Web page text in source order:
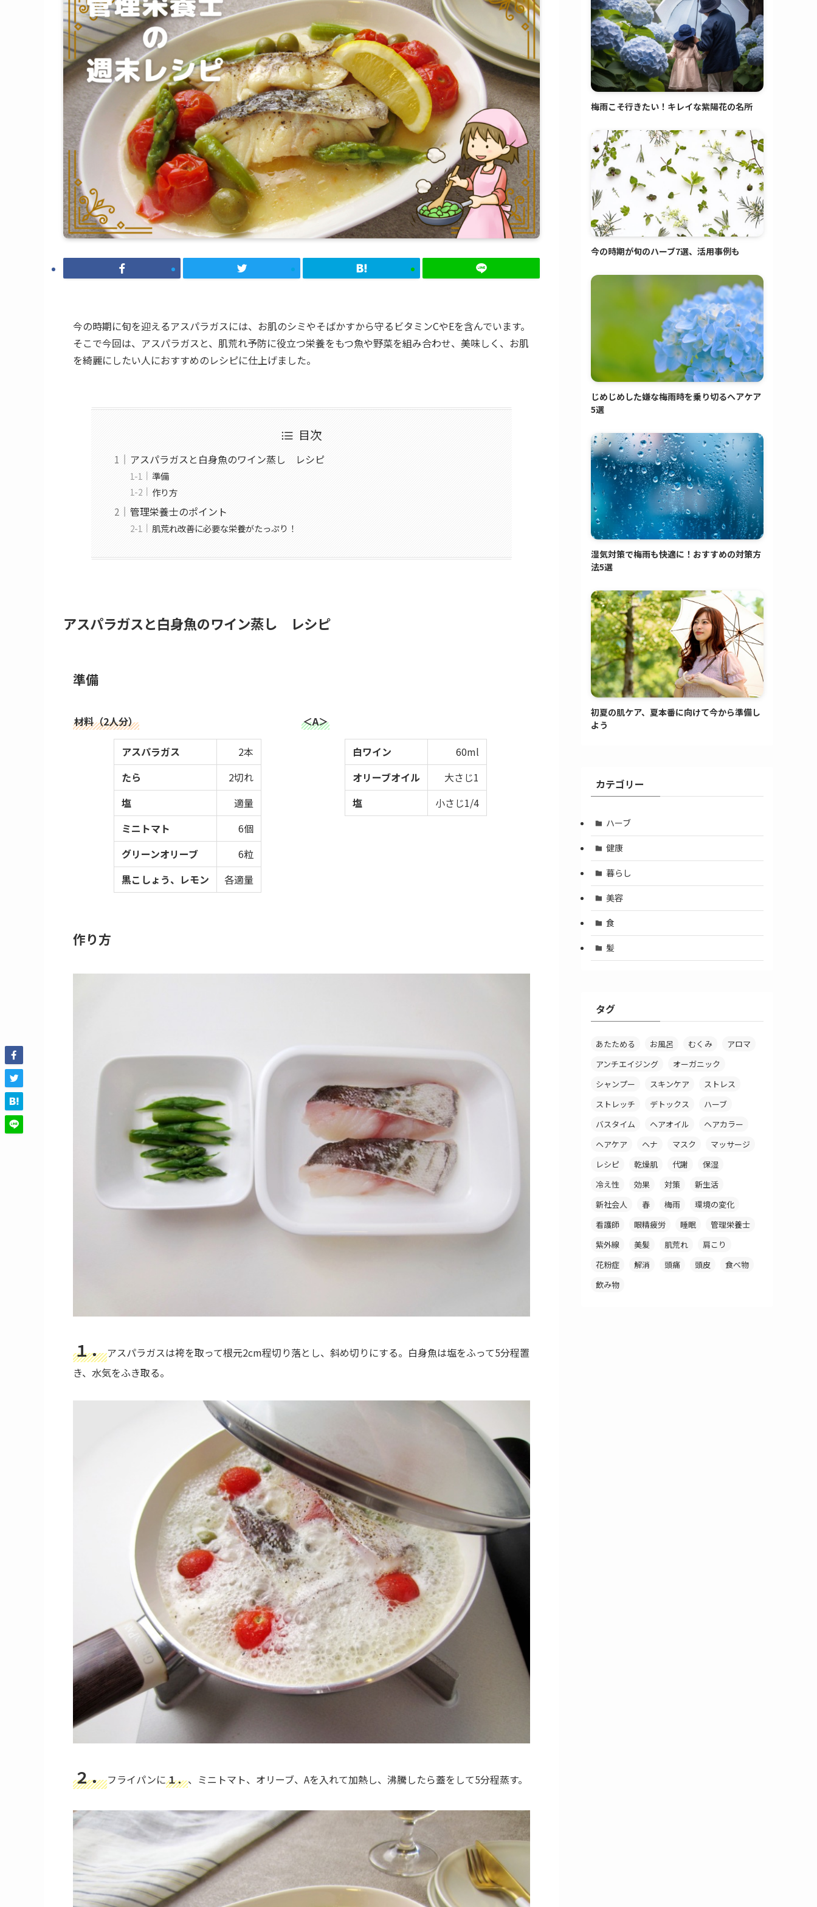
今の時期に旬を迎えるアスパラガスには、お肌のシミやそばかすから守るビタミンCやEを含んでいます。
そこで今回は、アスパラガスと、肌荒れ予防に役立つ栄養をもつ魚や野菜を組み合わせ、美味しく、お肌
を綺麗にしたい人におすすめのレシピに仕上げました。
目次
アスパラガスと白身魚のワイン蒸し レシピ
準備
作り方
管理栄養士のポイント
肌荒れ改善に必要な栄養がたっぷり！
アスパラガスと白身魚のワイン蒸し レシピ
準備
材料（2人分）
アスパラガス
2本
たら
2切れ
塩
適量
ミニトマト
6個
グリーンオリーブ
6粒
黒こしょう、レモン
各適量
＜A＞
白ワイン
60ml
オリーブオイル
大さじ1
塩
小さじ1/4
作り方
１．アスパラガスは袴を取って根元2cm程切り落とし、斜め切りにする。白身魚は塩をふって5分程置
き、水気をふき取る。
２．フライパンに１．、ミニトマト、オリーブ、Aを入れて加熱し、沸騰したら蓋をして5分程蒸す。
梅雨こそ行きたい！キレイな紫陽花の名所
今の時期が旬のハーブ7選、活用事例も
じめじめした嫌な梅雨時を乗り切るヘアケア
5選
湿気対策で梅雨も快適に！おすすめの対策方
法5選
初夏の肌ケア、夏本番に向けて今から準備し
よう
カテゴリー
ハーブ
健康
暮らし
美容
食
髪
タグ
あたためる お風呂 むくみ
アロマ
アンチエイジング
オーガニック
シャンプー
スキンケア
ストレス
ストレッチ
デトックス
ハーブ
バスタイム
ヘアオイル
ヘアカラー
ヘアケア
ヘナ マスク
マッサージ
レシピ
乾燥肌 代謝
保湿
冷え性
効果 対策
新生活
新社会人
春 梅雨
環境の変化
看護師
眼精疲労 睡眠
管理栄養士
紫外線
美髪 肌荒れ
肩こり
花粉症
解消 頭痛 頭皮
食べ物
飲み物